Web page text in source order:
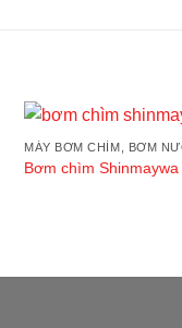
MÁY BƠM CHÌM, BƠM
Bơm chìm Shinmaywa